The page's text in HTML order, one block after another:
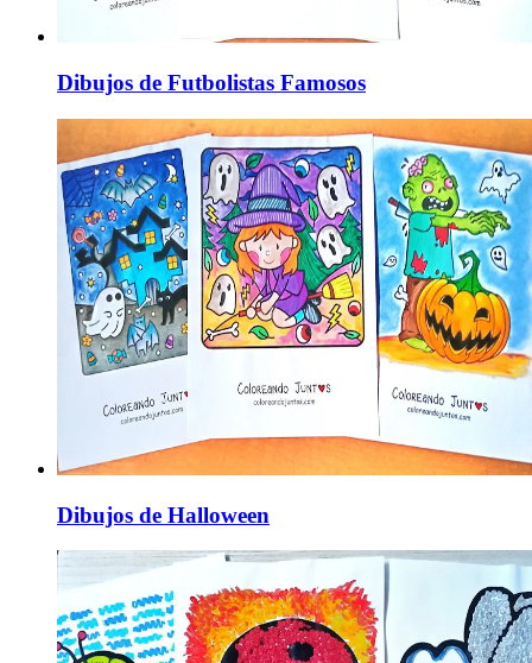
Dibujos de Futbolistas Famosos
Dibujos de Halloween